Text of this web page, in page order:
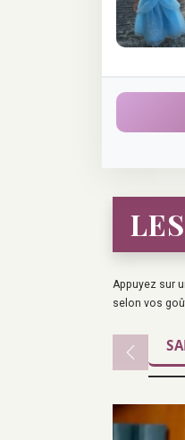
Appuyez sur
selon vos